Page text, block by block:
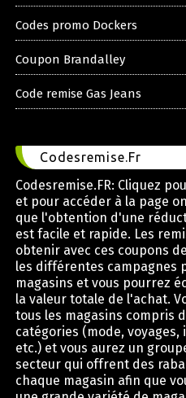
Codes promo Dockers
Coupon Brandalley
Code remise Gas Jeans
Codesremise.Fr
Codesremise.FR: Cliquez
et pour accéder à la page
que l'obtention d'une
est facile et rapide. Les
obtenir avec ces coupons
les différentes campagnes
magasins et vous pourrez
la valeur totale de l'achat.
tous les magasins compris
catégories (mode,
etc.) et vous aurez un
secteur qui offrent des
chaque magasin afin que